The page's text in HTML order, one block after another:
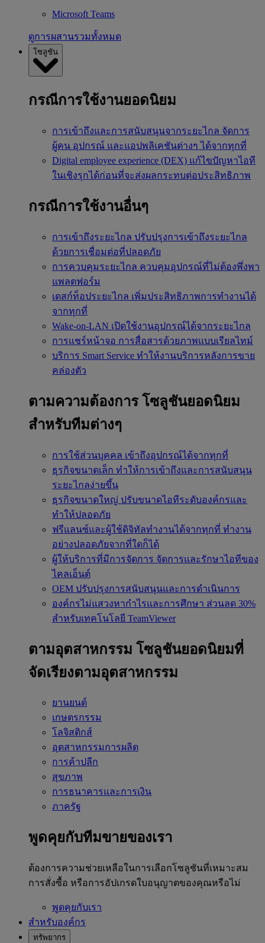
Microsoft Teams
ดูการผสานรวมทั้งหมด
โซลูชัน
กรณีการใช้งานยอดนิยม
การเข้าถึงและการสนับสนุนจากระยะไกล จัดการ
ผู้คน อุปกรณ์ และแอปพลิเคชันต่างๆ ได้จากทุกที่
Digital employee experience (DEX) แก้ไขปัญหาไอที
ในเชิงรุกได้ก่อนที่จะส่งผลกระทบต่อประสิทธิภาพ
กรณีการใช้งานอื่นๆ
การเข้าถึงระยะไกล ปรับปรุงการเข้าถึงระยะไกล
ด้วยการเชื่อมต่อที่ปลอดภัย
การควบคุมระยะไกล ควบคุมอุปกรณ์ที่ไม่ต้องพึ่งพา
แพลตฟอร์ม
เดสก์ท็อประยะไกล เพิ่มประสิทธิภาพการทำงานได้
จากทุกที่
Wake-on-LAN เปิดใช้งานอุปกรณ์ได้จากระยะไกล
การแชร์หน้าจอ การสื่อสารด้วยภาพแบบเรียลไทม์
บริการ Smart Service ทำให้งานบริการหลังการขาย
คล่องตัว
ตามความต้องการ โซลูชันยอดนิยม
สำหรับทีมต่างๆ
การใช้ส่วนบุคคล เข้าถึงอุปกรณ์ได้จากทุกที่
ธุรกิจขนาดเล็ก ทำให้การเข้าถึงและการสนับสนุน
ระยะไกลง่ายขึ้น
ธุรกิจขนาดใหญ่ ปรับขนาดไอทีระดับองค์กรและ
ทำให้ปลอดภัย
ฟรีแลนซ์และผู้ใช้ดิจิทัลทำงานได้จากทุกที่ ทำงาน
อย่างปลอดภัยจากที่ใดก็ได้
ผู้ให้บริการที่มีการจัดการ จัดการและรักษาไอทีของ
ไคลเอ็นต์
OEM ปรับปรุงการสนับสนุนและการดำเนินการ
องค์กรไม่แสวงหากำไรและการศึกษา ส่วนลด 30%
สำหรับเทคโนโลยี TeamViewer
ตามอุตสาหกรรม โซลูชันยอดนิยมที่
จัดเรียงตามอุตสาหกรรม
ยานยนต์
เกษตรกรรม
โลจิสติกส์
อุตสาหกรรมการผลิต
การค้าปลีก
สุขภาพ
การธนาคารและการเงิน
ภาครัฐ
พูดคุยกับทีมขายของเรา
ต้องการความช่วยเหลือในการเลือกโซลูชันที่เหมาะสม
การสั่งซื้อ หรือการอัปเกรดใบอนุญาตของคุณหรือไม่
พูดคุยกับเรา
สำหรับองค์กร
ทรัพยากร